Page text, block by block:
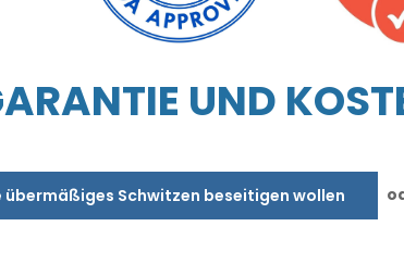
UND
übermäßiges Schwitzen beseitigen wollen